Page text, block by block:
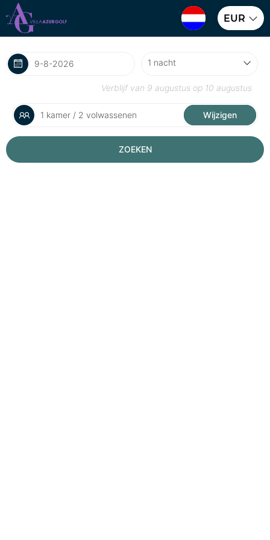
EUR
Verblijf van 9 augustus op 10 augustus
1 kamer / 2 volwassenen Wijzigen